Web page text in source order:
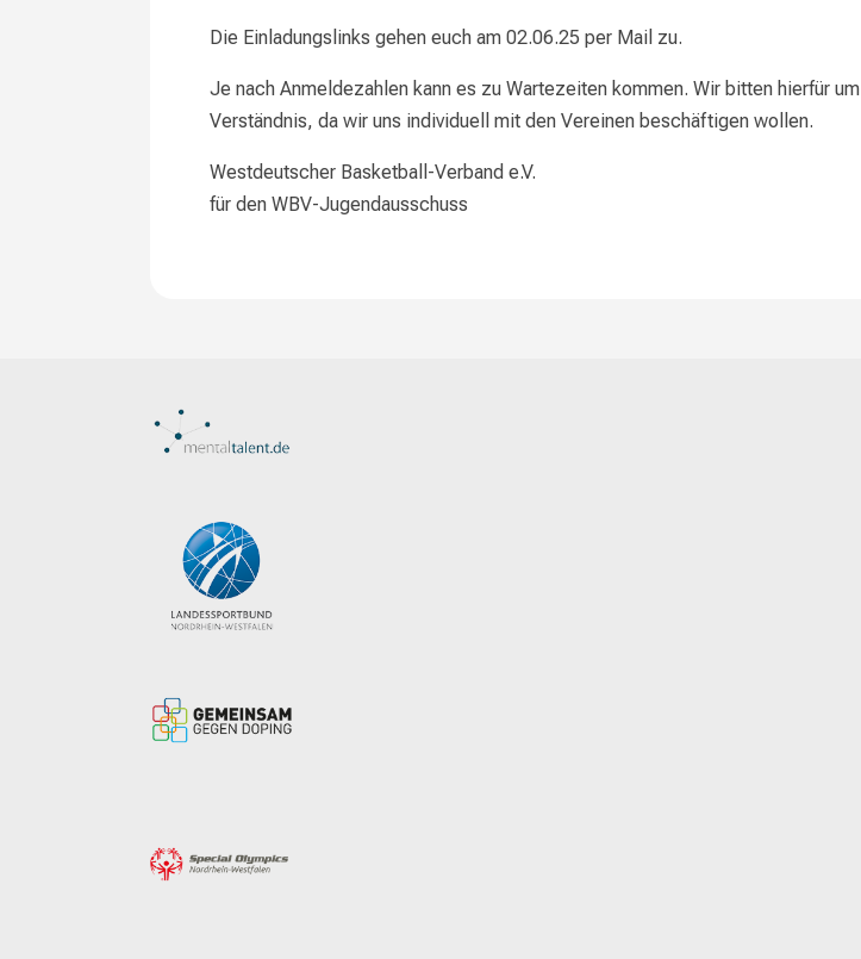
Die Einladungslinks gehen euch am 02.06.25 per Mail zu.
Je nach Anmeldezahlen kann es zu Wartezeiten kommen. Wir bitten hierfür um
Verständnis, da wir uns individuell mit den Vereinen beschäftigen wollen.
Westdeutscher Basketball-Verband e.V.
für den WBV-Jugendausschuss